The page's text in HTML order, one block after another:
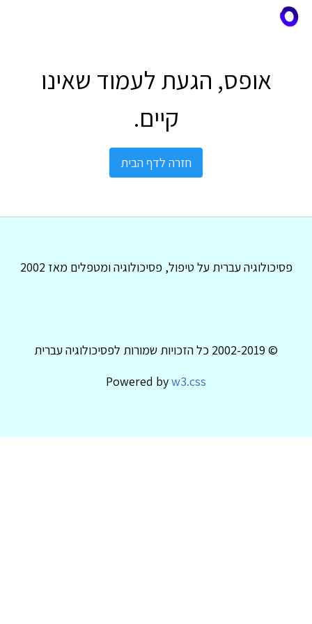
אופס, הגעת לעמוד שאינו
קיים.
חזרה לדף הבית
פסיכולוגיה עברית על טיפול, פסיכולוגיה ומטפלים מאז 2002
© 2002-2019 כל הזכויות שמורות לפסיכולוגיה עברית
Powered byw3.css